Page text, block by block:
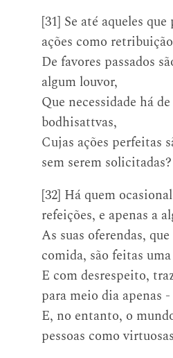
[31] Se até aqueles
ações como retribuição
De favores passados
algum louvor,
Que necessidade há
bodhisattvas,
Cujas ações perfeitas
sem serem solicitadas?
[32] Há quem
refeições, e apenas a
As suas oferendas,
comida, são feitas
E com desrespeito,
para meio dia apenas -
E, no entanto, o
pessoas como